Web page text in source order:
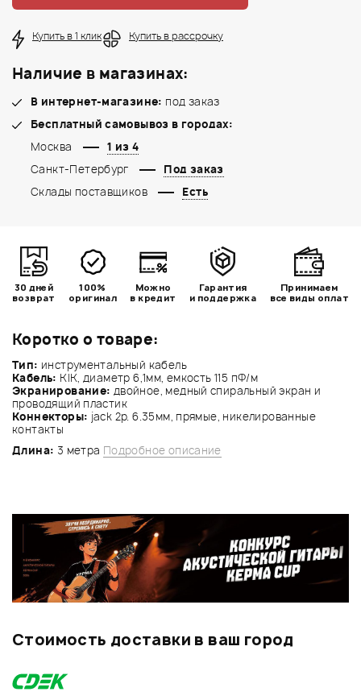
Коротко о товаре:
Тип: инструментальный кабель
Кабель: KIK, диаметр 6,1мм, емкость 115 пФ/м
Экранирование: двойное, медный спиральный экран и
проводящий пластик
Коннекторы: jack 2p. 6.35мм, прямые, никелированные
контакты
Длина: 3 метра Подробное описание
Купить в 1 клик Купить в рассрочку
Наличие в магазинах:
В интернет-магазине: под заказ
Бесплатный самовывоз в городах:
Москва
1 из 4
Санкт-Петербург
Под заказ
Склады поставщиков
Есть
30 дней
возврат
100%
оригинал
Можно
в кредит
Гарантия
и поддержка
Принимаем
все виды оплат
Стоимость доставки в ваш город